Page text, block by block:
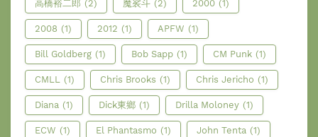
高橋裕二郎 (2) 魔裟斗 (2) 2000 (1)
2008 (1) 2012 (1) APFW (1)
Bill Goldberg (1) Bob Sapp (1) CM Punk (1)
CMLL (1) Chris Brooks (1) Chris Jericho (1)
Diana (1) Dick東鄉 (1) Drilla Moloney (1)
ECW (1) El Phantasmo (1) John Tenta (1)